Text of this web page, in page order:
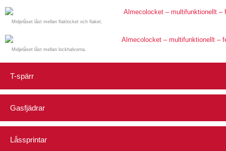
T-spärr
Gasfjädrar
Låssprintar
Midjelåset låst mellan flaklocket och flaket.
Midjelåset låst mellan lockhalvorna.